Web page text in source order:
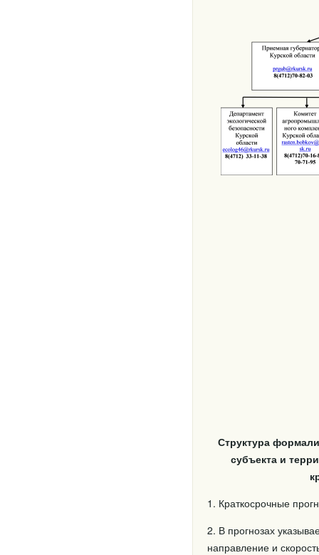
Структура
субъекта и
1. Краткосрочные
2. В прогнозах
направление и